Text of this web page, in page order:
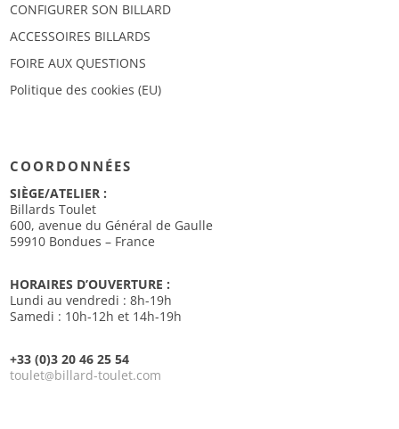
CONFIGURER SON BILLARD
ACCESSOIRES BILLARDS
FOIRE AUX QUESTIONS
Politique des cookies (EU)
COORDONNÉES
SIÈGE/ATELIER :
Billards Toulet
600, avenue du Général de Gaulle
59910 Bondues – France
HORAIRES D’OUVERTURE :
Lundi au vendredi : 8h-19h
Samedi : 10h-12h et 14h-19h
+33 (0)3 20 46 25 54
toulet@billard-toulet.com